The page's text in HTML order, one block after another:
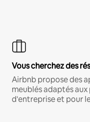
Vous cherchez des
Airbnb propose des
meublés adaptés
d'entreprise et pour